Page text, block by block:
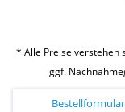
* Alle Preise verstehen
ggf.